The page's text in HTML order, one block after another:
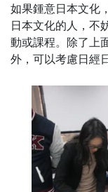
如果鍾意日本文化
日本文化的人，不
動或課程。除了上
外，可以考慮日經